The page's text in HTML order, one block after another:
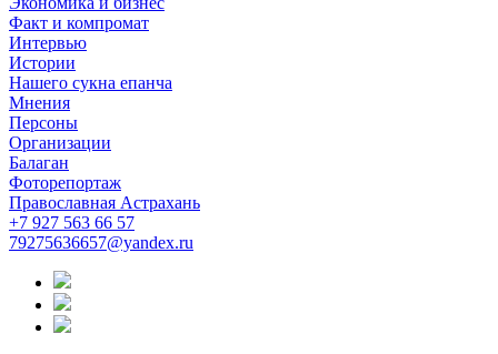
Факт и компромат
Интервью
Истории
Нашего сукна епанча
Мнения
Персоны
Организации
Балаган
Фоторепортаж
Православная Астрахань
+7 927 563 66 57
79275636657@yandex.ru